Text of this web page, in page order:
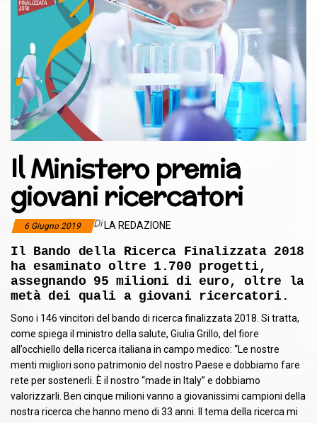
Il Ministero premia
giovani ricercatori
6 Giugno 2019 Di LA REDAZIONE
Il Bando della Ricerca Finalizzata 2018
ha esaminato oltre 1.700 progetti,
assegnando 95 milioni di euro, oltre la
metà dei quali a giovani ricercatori.
Sono i 146 vincitori del bando di ricerca finalizzata 2018. Si tratta,
come spiega il ministro della salute, Giulia Grillo, del fiore
all’occhiello della ricerca italiana in campo medico: “Le nostre
menti migliori sono patrimonio del nostro Paese e dobbiamo fare
rete per sostenerli. È il nostro “made in Italy” e dobbiamo
valorizzarli. Ben cinque milioni vanno a giovanissimi campioni della
nostra ricerca che hanno meno di 33 anni. Il tema della ricerca mi